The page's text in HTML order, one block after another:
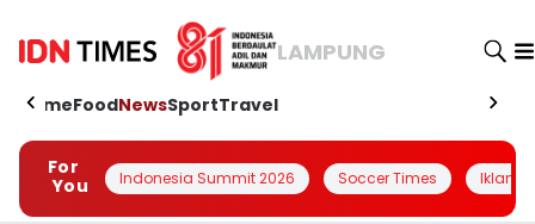
LAMPUNG
HomeFoodNewsSportTravel
For
You
Indonesia Summit 2026 Soccer Times Iklanin